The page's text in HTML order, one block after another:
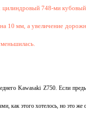
748-ми кубовый
10 мм, а увеличение
Kawasaki Z750. Если
как этого хотелось, но это же